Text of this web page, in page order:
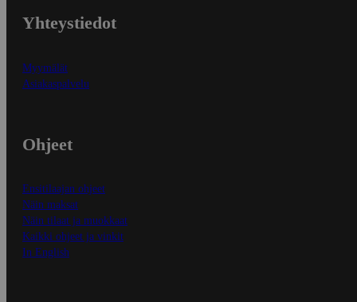
Yhteystiedot
Myymälät
Asiakaspalvelu
Ohjeet
Ensitilaajan ohjeet
Näin maksat
Näin tilaat ja muokkaat
Kaikki ohjeet ja vinkit
In English